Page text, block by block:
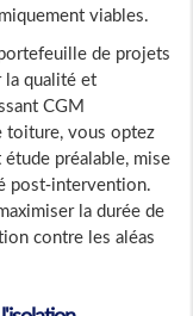
viables.
de projets
la qualité et
CGM
toiture, vous optez
préalable, mise
post-intervention.
la durée de
contre les aléas